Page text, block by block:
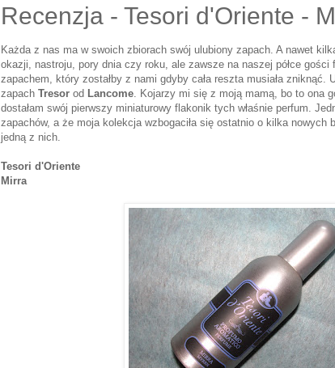
Recenzja - Tesori d'Oriente -
Każda z nas ma w swoich zbiorach swój ulubiony zapach. A nawet
okazji, nastroju, pory dnia czy roku, ale zawsze na naszej półce
zapachem, który zostałby z nami gdyby cała reszta musiała zniknąć.
zapach Tresor od Lancome. Kojarzy mi się z moją mamą, bo to ona
dostałam swój pierwszy miniaturowy flakonik tych właśnie perfum.
zapachów, a że moja kolekcja wzbogaciła się ostatnio o kilka nowych
jedną z nich.
Tesori d'Oriente
Mirra